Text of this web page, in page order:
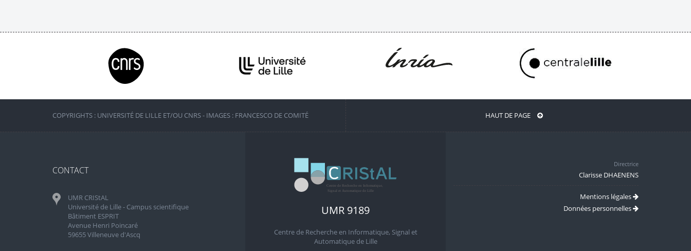
COPYRIGHTS : UNIVERSITÉ DE LILLE ET/OU CNRS - IMAGES : FRANCESCO DE COMITÉ HAUT DE PAGE
CONTACT
UMR CRIStAL
Université de Lille - Campus scientifique
Bâtiment ESPRIT
Avenue Henri Poincaré
59655 Villeneuve d'Ascq
UMR 9189
Centre de Recherche en Informatique, Signal et
Automatique de Lille
Directrice
Clarisse DHAENENS
Mentions légales
Données personnelles